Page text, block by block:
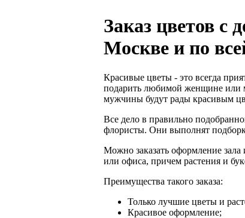
Заказ цветов с
Москве и по
Красивые цветы - это всегда
подарить любимой женщине или
мужчины будут рады красивым
Все дело в правильно
флористы. Они выполнят
Можно заказать оформление
или офиса, причем растения и
Преимущества такого заказа:
Только лучшие цветы и
Красивое оформление;